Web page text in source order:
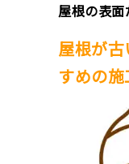
屋根の表
屋根が
すめの施